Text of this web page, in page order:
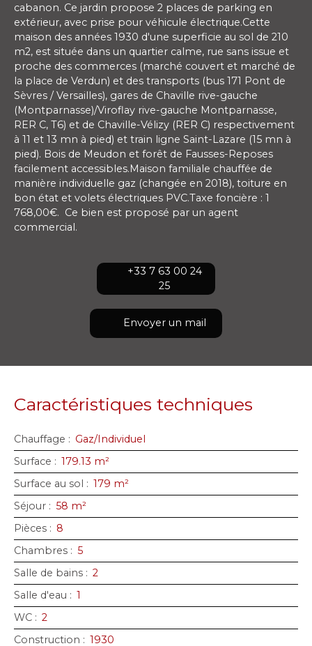
cabanon. Ce jardin propose 2 places de parking en
extérieur, avec prise pour véhicule électrique.Cette
maison des années 1930 d'une superficie au sol de 210
m2, est située dans un quartier calme, rue sans issue et
proche des commerces (marché couvert et marché de
la place de Verdun) et des transports (bus 171 Pont de
Sèvres / Versailles), gares de Chaville rive-gauche
(Montparnasse)/Viroflay rive-gauche Montparnasse,
RER C, T6) et de Chaville-Vélizy (RER C) respectivement
à 11 et 13 mn à pied) et train ligne Saint-Lazare (15 mn à
pied). Bois de Meudon et forêt de Fausses-Reposes
facilement accessibles.Maison familiale chauffée de
manière individuelle gaz (changée en 2018), toiture en
bon état et volets électriques PVC.Taxe foncière : 1
768,00€. Ce bien est proposé par un agent
commercial.
+33 7 63 00 24
25
Envoyer un mail
Caractéristiques techniques
Chauffage : Gaz/Individuel
Surface : 179.13 m²
Surface au sol : 179 m²
Séjour : 58 m²
Pièces : 8
Chambres : 5
Salle de bains : 2
Salle d'eau : 1
WC : 2
Construction : 1930